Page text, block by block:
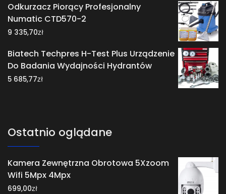
Odkurzacz Piorący Profesjonalny
Numatic CTD570-2
9 335,70zł
Biatech Techpres H-Test Plus Urządzenie
Do Badania Wydajności Hydrantów
5 685,77zł
Ostatnio oglądane
Kamera Zewnętrzna Obrotowa 5Xzoom
Wifi 5Mpx 4Mpx
699,00zł